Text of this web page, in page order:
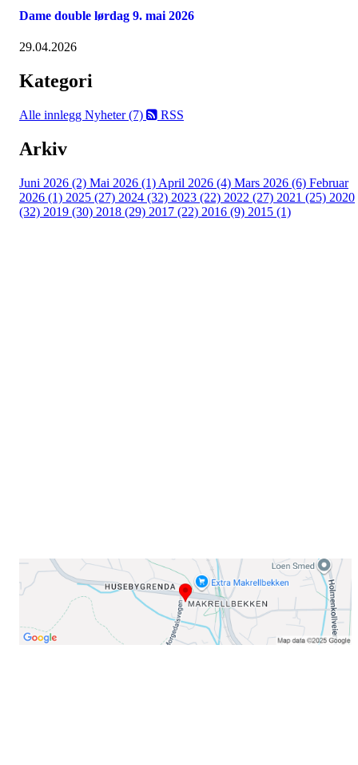
Dame double lørdag 9. mai 2026
29.04.2026
Kategori
Alle innlegg Nyheter (7) RSS
Arkiv
Juni 2026 (2) Mai 2026 (1) April 2026 (4) Mars 2026 (6) Februar
2026 (1) 2025 (27) 2024 (32) 2023 (22) 2022 (27) 2021 (25) 2020
(32) 2019 (30) 2018 (29) 2017 (22) 2016 (9) 2015 (1)